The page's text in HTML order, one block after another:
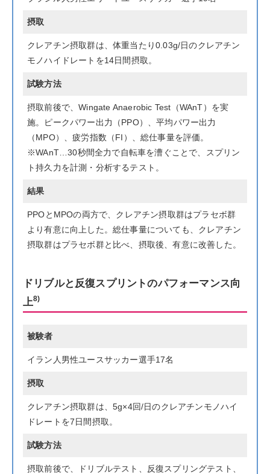
摂取
クレアチン摂取群は、体重当たり0.03g/日のクレアチン
モノハイドレートを14日間摂取。
試験方法
摂取前後で、Wingate Anaerobic Test（WAnT）を実
施。ピークパワー出力（PPO）、平均パワー出力
（MPO）、疲労指数（FI）、総仕事量を評価。
※WAnT…30秒間全力で自転車を漕ぐことで、スプリン
ト持久力を計測・分析するテスト。
結果
PPOとMPOの両方で、クレアチン摂取群はプラセボ群
より有意に向上した。総仕事量についても、クレアチン
摂取群はプラセボ群と比べ、摂取後、有意に改善した。
ドリブルと反復スプリントのパフォーマンス向
上8)
被験者
イラン人男性ユースサッカー選手17名
摂取
クレアチン摂取群は、5g×4回/日のクレアチンモノハイ
ドレートを7日間摂取。
試験方法
摂取前後で、ドリブルテスト、反復スプリングテスト、